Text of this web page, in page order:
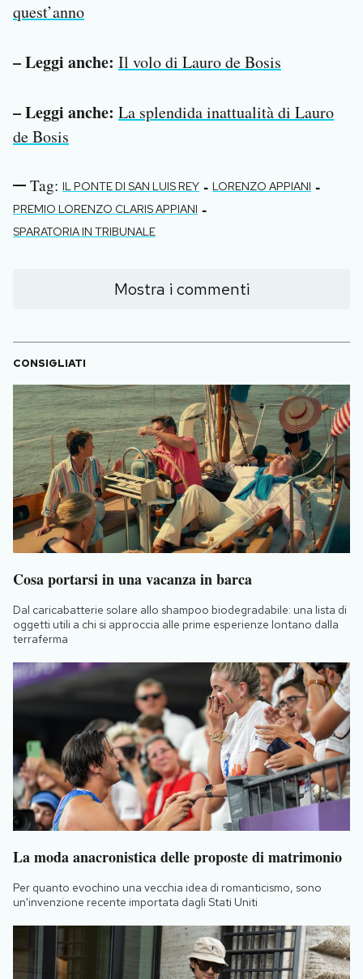
quest’anno
– Leggi anche: Il volo di Lauro de Bosis
– Leggi anche: La splendida inattualità di Lauro
de Bosis
Tag: IL PONTE DI SAN LUIS REY - LORENZO APPIANI -
PREMIO LORENZO CLARIS APPIANI -
SPARATORIA IN TRIBUNALE
Mostra i commenti
CONSIGLIATI
Cosa portarsi in una vacanza in barca
Dal caricabatterie solare allo shampoo biodegradabile: una lista di
oggetti utili a chi si approccia alle prime esperienze lontano dalla
terraferma
La moda anacronistica delle proposte di matrimonio
Per quanto evochino una vecchia idea di romanticismo, sono
un'invenzione recente importata dagli Stati Uniti